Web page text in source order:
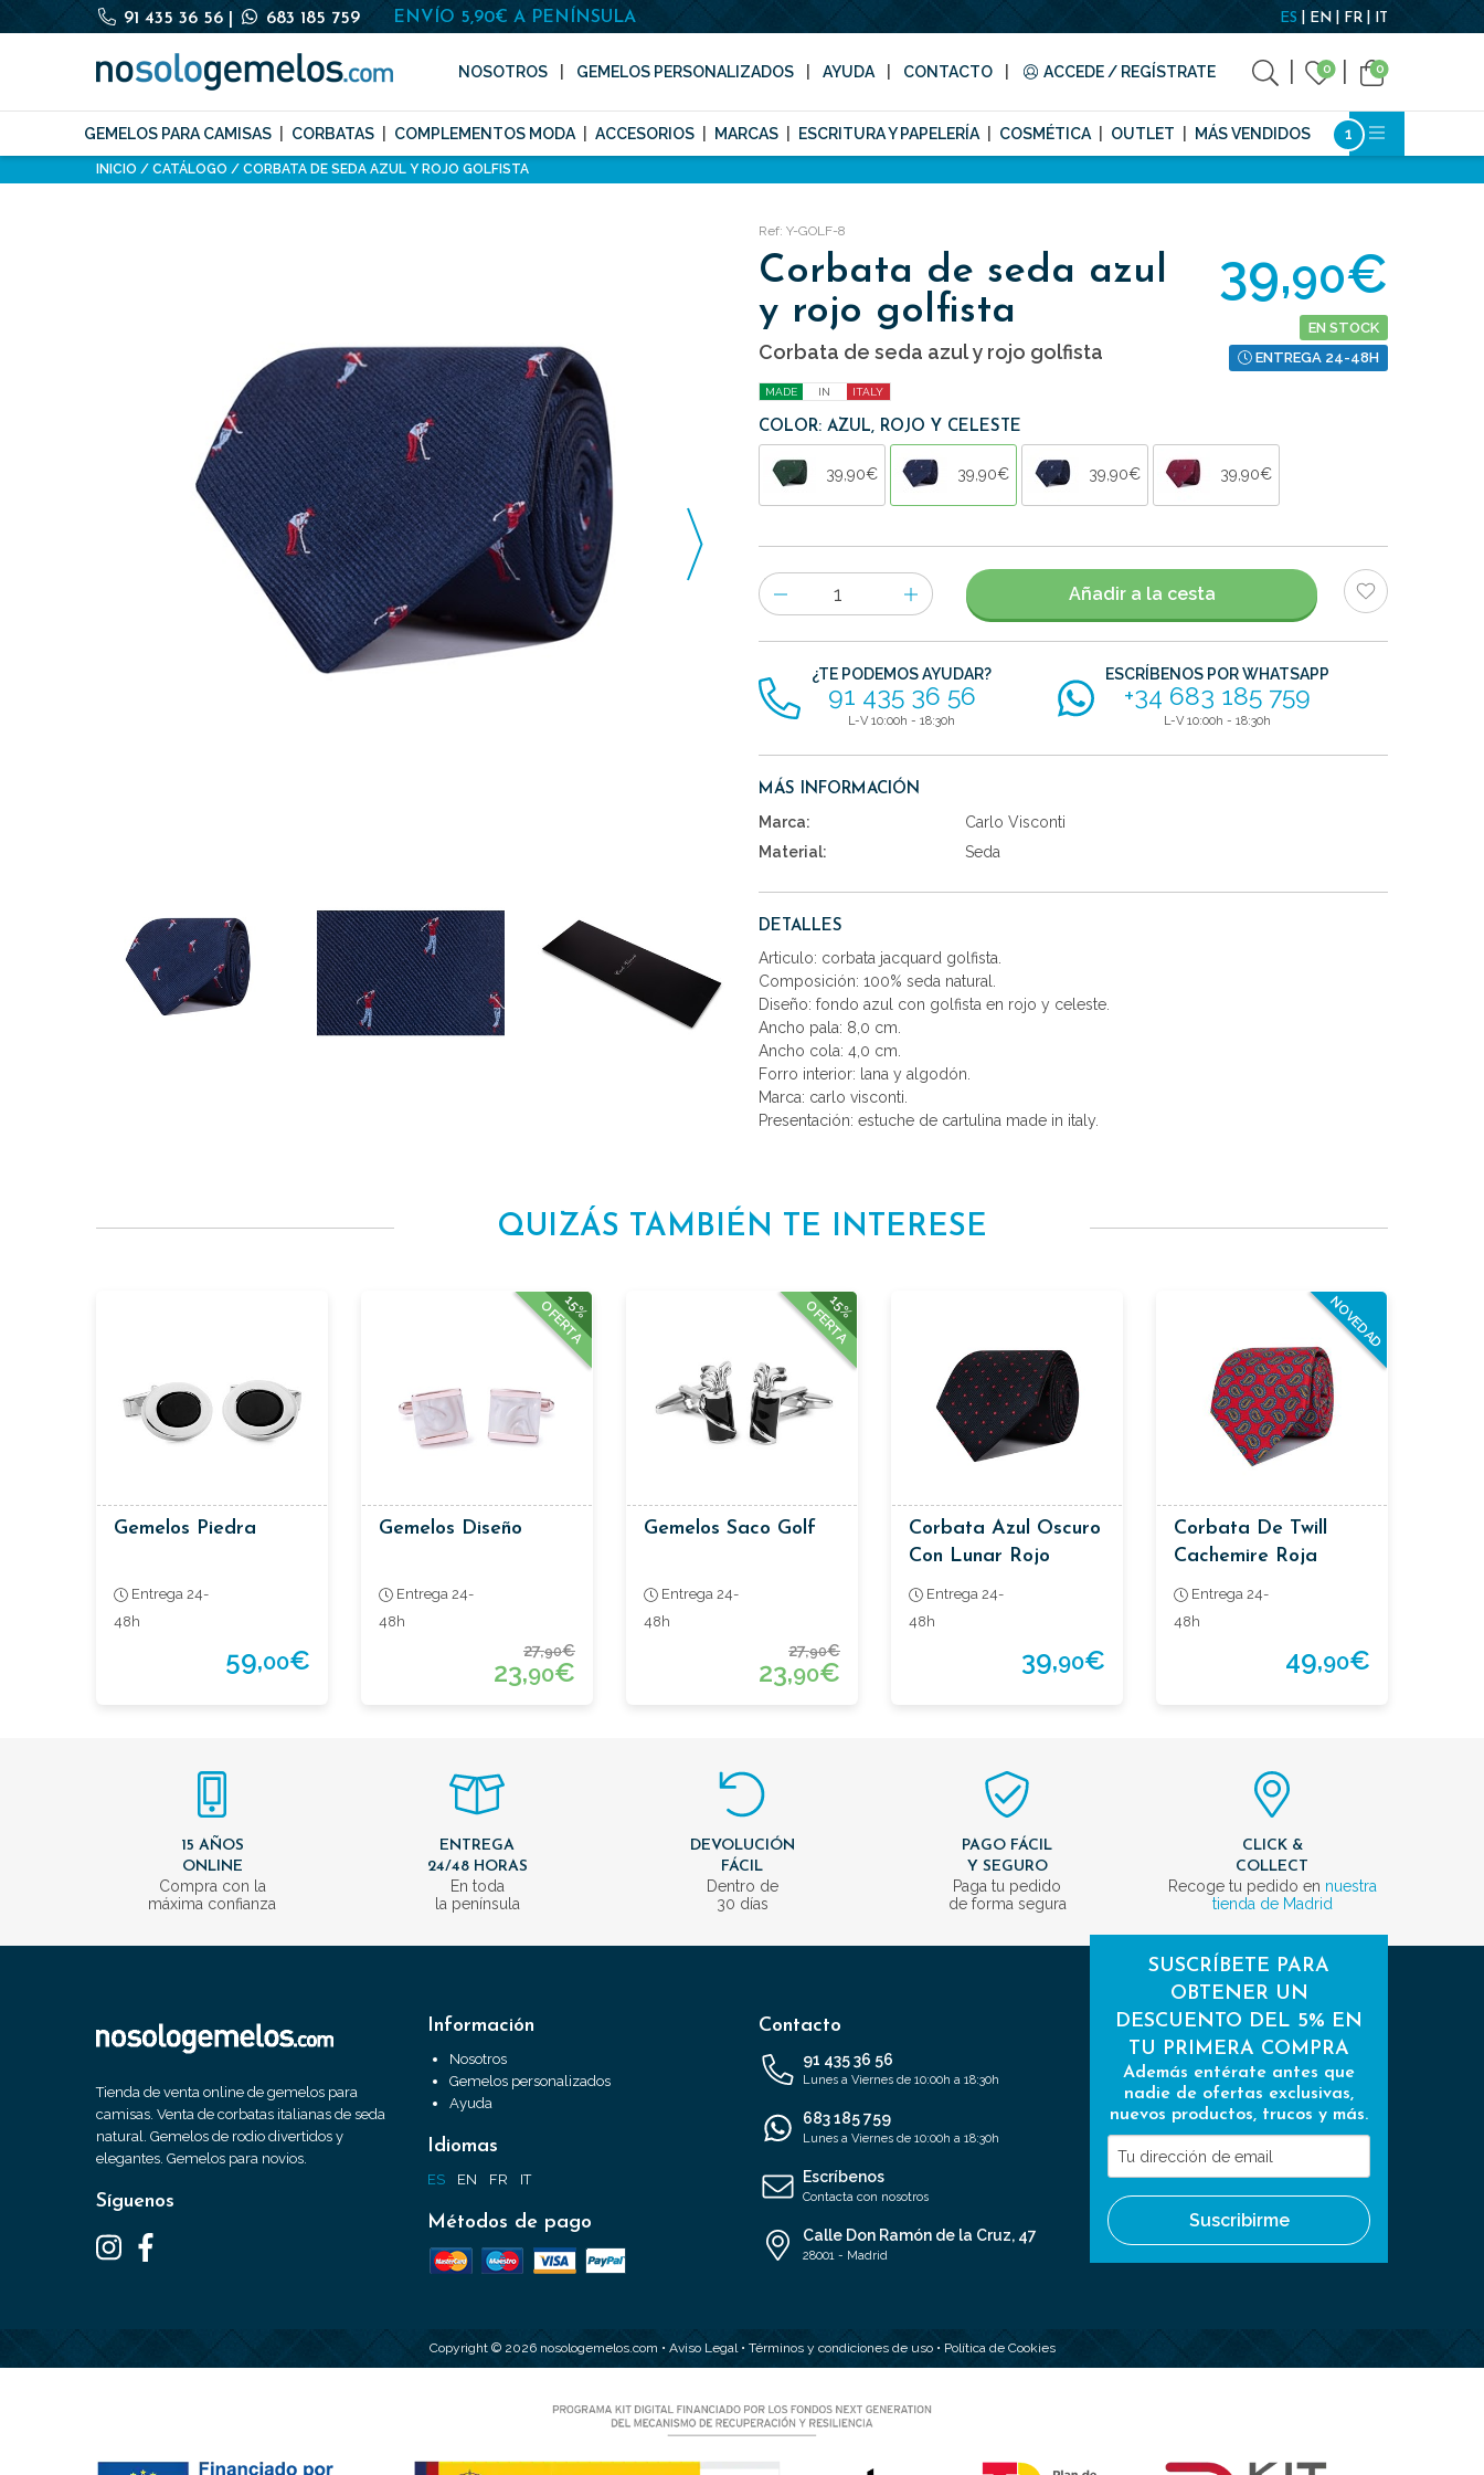
91 435 36 56 683 185 759 ENVÍO 5,90€ A PENÍNSULA ES EN FR IT
NOSOTROS GEMELOS PERSONALIZADOS AYUDA CONTACTO ACCEDE / REGÍSTRATE 0 0
GEMELOS PARA CAMISAS CORBATAS COMPLEMENTOS MODA ACCESORIOS MARCAS ESCRITURA Y PAPELERÍA COSMÉTICA OUTLET MÁS VENDIDOS
INICIO CATÁLOGO CORBATA DE SEDA AZUL Y ROJO GOLFISTA
Ref: Y-GOLF-8
Corbata de seda azul
y rojo golfista
Corbata de seda azul y rojo golfista
MADE IN ITALY
39,90€
EN STOCK
ENTREGA 24-48H
COLOR: AZUL, ROJO Y CELESTE
39,90€ 39,90€ 39,90€ 39,90€
Número
de
artículos
Añadir a la cesta
¿TE PODEMOS AYUDAR?
91 435 36 56
L-V 10:00h - 18:30h
ESCRÍBENOS POR WHATSAPP
+34 683 185 759
L-V 10:00h - 18:30h
MÁS INFORMACIÓN
Marca:
Carlo Visconti
Material:
Seda
DETALLES
Articulo: corbata jacquard golfista.
Composición: 100% seda natural.
Diseño: fondo azul con golfista en rojo y celeste.
Ancho pala: 8,0 cm.
Ancho cola: 4,0 cm.
Forro interior: lana y algodón.
Marca: carlo visconti.
Presentación: estuche de cartulina made in italy.
QUIZÁS TAMBIÉN TE INTERESE
Gemelos Piedra
Entrega 24-
48h
59,00€
15%
OFERTA
Gemelos Diseño
Entrega 24-
48h
27,90€
23,90€
15%
OFERTA
Gemelos Saco Golf
Entrega 24-
48h
27,90€
23,90€
Corbata Azul Oscuro
Con Lunar Rojo
Entrega 24-
48h
39,90€
NOVEDAD
Corbata De Twill
Cachemire Roja
Entrega 24-
48h
49,90€
15 AÑOS
ONLINE
Compra con la
máxima confianza
ENTREGA
24/48 HORAS
En toda
la península
DEVOLUCIÓN
FÁCIL
Dentro de
30 días
PAGO FÁCIL
Y SEGURO
Paga tu pedido
de forma segura
CLICK &
COLLECT
Recoge tu pedido en nuestra
tienda de Madrid
Tienda de venta online de gemelos para
camisas. Venta de corbatas italianas de seda
natural. Gemelos de rodio divertidos y
elegantes. Gemelos para novios.
Síguenos
Información
Nosotros
Gemelos personalizados
Ayuda
Idiomas
ES EN FR IT
Métodos de pago
Contacto
91 435 36 56
Lunes a Viernes de 10:00h a 18:30h
683 185 759
Lunes a Viernes de 10:00h a 18:30h
Escríbenos
Contacta con nosotros
Calle Don Ramón de la Cruz, 47
28001 - Madrid
SUSCRÍBETE PARA
OBTENER UN
DESCUENTO DEL 5% EN
TU PRIMERA COMPRA
Además entérate antes que
nadie de ofertas exclusivas,
nuevos productos, trucos y más.
Tu
dirección
de
email
Suscribirme
Copyright © 2026 nosologemelos.com • Aviso Legal• Términos y condiciones de uso• Política de Cookies